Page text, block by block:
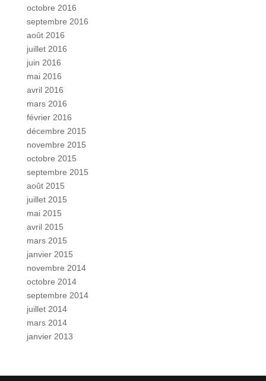
octobre 2016
septembre 2016
août 2016
juillet 2016
juin 2016
mai 2016
avril 2016
mars 2016
février 2016
décembre 2015
novembre 2015
octobre 2015
septembre 2015
août 2015
juillet 2015
mai 2015
avril 2015
mars 2015
janvier 2015
novembre 2014
octobre 2014
septembre 2014
juillet 2014
mars 2014
janvier 2013